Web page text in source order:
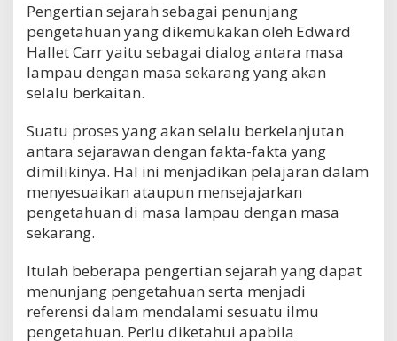
Pengertian sejarah sebagai penunjang
pengetahuan yang dikemukakan oleh Edward
Hallet Carr yaitu sebagai dialog antara masa
lampau dengan masa sekarang yang akan
selalu berkaitan.
Suatu proses yang akan selalu berkelanjutan
antara sejarawan dengan fakta-fakta yang
dimilikinya. Hal ini menjadikan pelajaran dalam
menyesuaikan ataupun mensejajarkan
pengetahuan di masa lampau dengan masa
sekarang.
Itulah beberapa pengertian sejarah yang dapat
menunjang pengetahuan serta menjadi
referensi dalam mendalami sesuatu ilmu
pengetahuan. Perlu diketahui apabila